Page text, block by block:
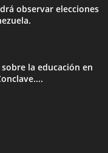
observar elecciones
la educación en